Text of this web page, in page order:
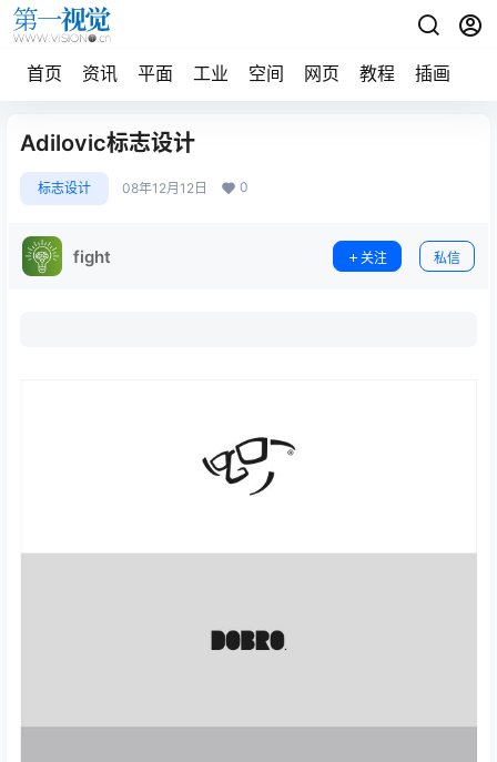
首页 资讯 平面 工业 空间 网页 教程 插画
Adilovic标志设计
标志设计 08年12月12日 0
fight 关注 私信